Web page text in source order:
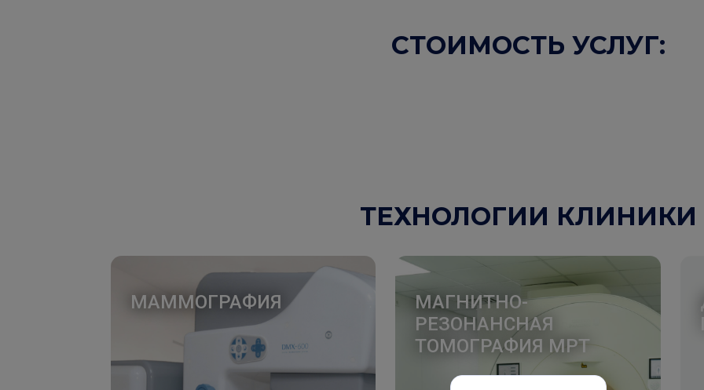
СТОИМОСТЬ УСЛУГ:
ТЕХНОЛОГИИ КЛИНИКИ
МАММОГРАФИЯ
МАГНИТНО-
РЕЗОНАНСНАЯ
ТОМОГРАФИЯ МРТ